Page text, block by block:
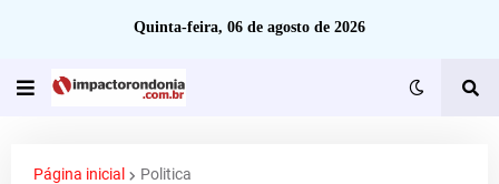
Quinta-feira, 06 de agosto de 2026
Página inicial Politica